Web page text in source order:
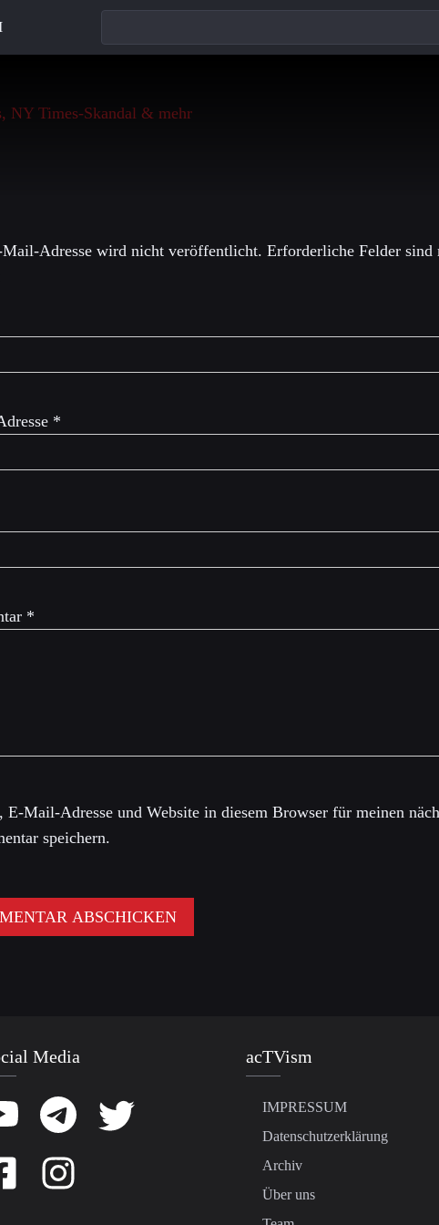
Adresse wird nicht veröffentlicht. Erforderliche Felder
*
*
E-Mail-Adresse und Website in diesem Browser für meinen
speichern.
Media acTVism
IMPRESSUM
Datenschutzerklärung
Archiv
Über uns